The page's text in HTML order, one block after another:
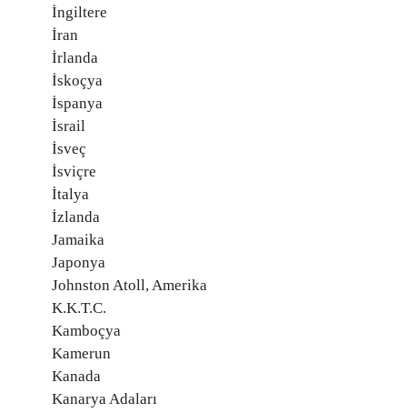
İngiltere
İran
İrlanda
İskoçya
İspanya
İsrail
İsveç
İsviçre
İtalya
İzlanda
Jamaika
Japonya
Johnston Atoll, Amerika
K.K.T.C.
Kamboçya
Kamerun
Kanada
Kanarya Adaları